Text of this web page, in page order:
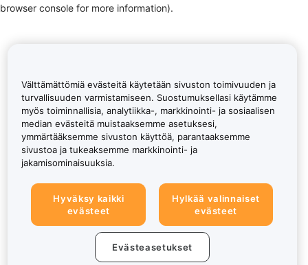
browser console for more information).
Välttämättömiä evästeitä käytetään sivuston toimivuuden ja
turvallisuuden varmistamiseen. Suostumuksellasi käytämme
myös toiminnallisia, analytiikka-, markkinointi- ja sosiaalisen
median evästeitä muistaaksemme asetuksesi,
ymmärtääksemme sivuston käyttöä, parantaaksemme
sivustoa ja tukeaksemme markkinointi- ja
jakamisominaisuuksia.
Hyväksy kaikki
evästeet
Hylkää valinnaiset
evästeet
Evästeasetukset